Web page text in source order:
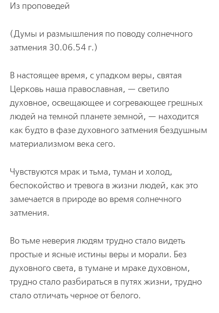
Из проповедей
(Думы и размышления по поводу солнечного
затмения 30.06.54 г.)
В настоящее время, с упадком веры, святая
Церковь наша православная, — светило
духовное, освещающее и согревающее грешных
людей на темной планете земной, — находится
как будто в фазе духовного затмения бездушным
материализмом века сего.
Чувствуются мрак и тьма, туман и холод,
беспокойство и тревога в жизни людей, как это
замечается в природе во время солнечного
затмения.
Во тьме неверия людям трудно стало видеть
простые и ясные истины веры и морали. Без
духовного света, в тумане и мраке духовном,
трудно стало разбираться в путях жизни, трудно
стало отличать черное от белого.